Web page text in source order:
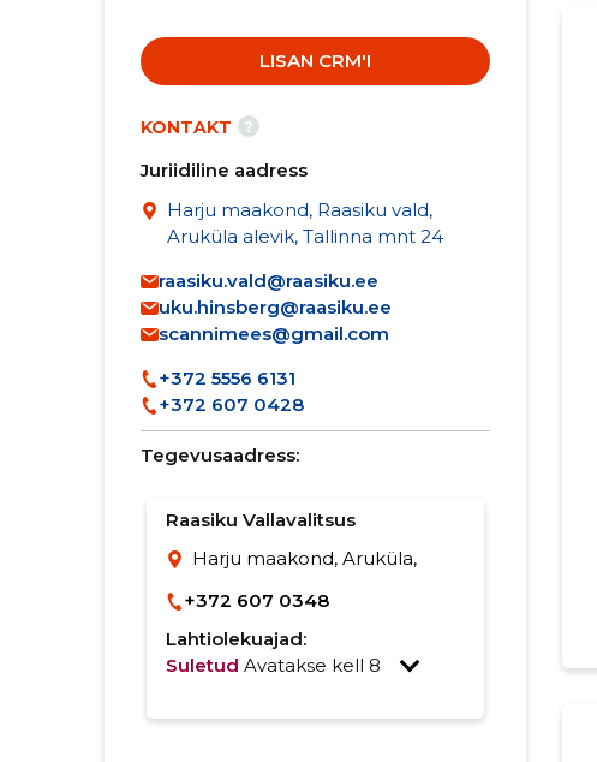
LISAN CRM'I
KONTAKT ?
Juriidiline aadress
Harju maakond, Raasiku vald,
Aruküla alevik, Tallinna mnt 24
raasiku.vald@raasiku.ee
uku.hinsberg@raasiku.ee
scannimees@gmail.com
+372 5556 6131
+372 607 0428
Tegevusaadress:
Raasiku Vallavalitsus
Harju maakond, Aruküla,
+372 607 0348
Lahtiolekuajad:
Suletud Avatakse kell 8